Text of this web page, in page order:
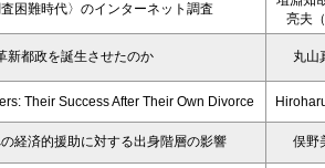
困難時代〉のインターネット調査
亮夫
新都政を誕生させたのか 丸山
Their Success After Their Own Divorce
経済的援助に対する出身階層の影響 俣野